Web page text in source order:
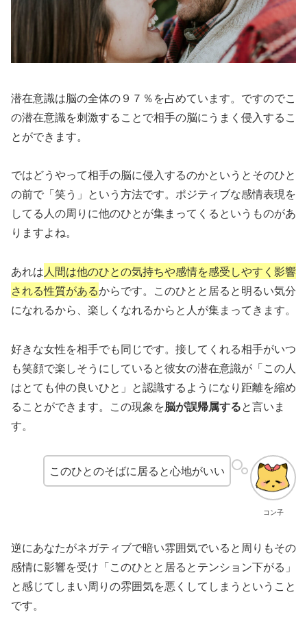
潜在意識は脳の全体の９７％を占めています。ですのでこ
の潜在意識を刺激することで相手の脳にうまく侵入するこ
とができます。
ではどうやって相手の脳に侵入するのかというとそのひと
の前で「笑う」という方法です。ポジティブな感情表現を
してる人の周りに他のひとが集まってくるというものがあ
りますよね。
あれは人間は他のひとの気持ちや感情を感受しやすく影響
される性質があるからです。このひとと居ると明るい気分
になれるから、楽しくなれるからと人が集まってきます。
好きな女性を相手でも同じです。接してくれる相手がいつ
も笑顔で楽しそうにしていると彼女の潜在意識が「この人
はとても仲の良いひと」と認識するようになり距離を縮め
ることができます。この現象を脳が誤帰属すると言いま
す。
コン子
このひとのそばに居ると心地がいい
逆にあなたがネガティブで暗い雰囲気でいると周りもその
感情に影響を受け「このひとと居るとテンション下がる」
と感じてしまい周りの雰囲気を悪くしてしまうということ
です。